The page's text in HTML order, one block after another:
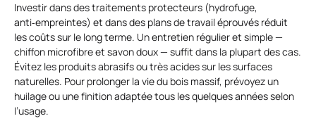
Investir dans des traitements protecteurs (hydrofuge,
anti‑empreintes) et dans des plans de travail éprouvés réduit
les coûts sur le long terme. Un entretien régulier et simple —
chiffon microfibre et savon doux — suffit dans la plupart des cas.
Évitez les produits abrasifs ou très acides sur les surfaces
naturelles. Pour prolonger la vie du bois massif, prévoyez un
huilage ou une finition adaptée tous les quelques années selon
l’usage.